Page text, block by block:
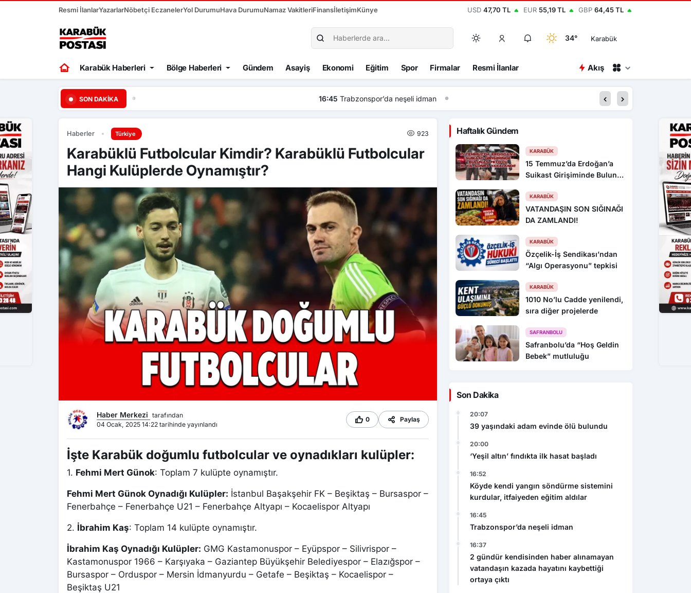
Resmi İlanlarYazarlarNöbetçi EczanelerYol DurumuHava DurumuNamaz VakitleriFinansİletişimKünye USD 47,70 TL EUR 55,19 TL GBP 64,45 TL
34° Karabük
Karabük Haberleri Bölge Haberleri Gündem Asayiş Ekonomi Eğitim Spor Firmalar Resmi İlanlar Akış
SON DAKIKA 16:37 2 gündür
Haberler Türkiye 923
Karabüklü Futbolcular Kimdir? Karabüklü Futbolcular
Hangi Kulüplerde Oynamıştır?
Haber Merkezi tarafından
04 Ocak, 2025 14:22 tarihinde yayınlandı
0 Paylaş
İşte Karabük doğumlu futbolcular ve oynadıkları kulüpler:
1. Fehmi Mert Günok: Toplam 7 kulüpte oynamıştır.
Fehmi Mert Günok Oynadığı Kulüpler: İstanbul Başakşehir FK – Beşiktaş – Bursaspor –
Fenerbahçe – Fenerbahçe U21 – Fenerbahçe Altyapı – Kocaelispor Altyapı
2. İbrahim Kaş: Toplam 14 kulüpte oynamıştır.
İbrahim Kaş Oynadığı Kulüpler: GMG Kastamonuspor – Eyüpspor – Silivrispor –
Kastamonuspor 1966 – Karşıyaka – Gaziantep Büyükşehir Belediyespor – Elazığspor –
Bursaspor – Orduspor – Mersin İdmanyurdu – Getafe – Beşiktaş – Kocaelispor –
Beşiktaş U21
Haftalık Gündem
KARABÜK
15 Temmuz’da Erdoğan’a
Suikast Girişiminde Bulunan
Yakalandı!
KARABÜK
VATANDAŞIN SON SIĞINAĞI
DA ZAMLANDI!
KARABÜK
Özçelik-İş Sendikası’ndan
“Algı Operasyonu” tepkisi
KARABÜK
1010 No’lu Cadde yenilendi,
sıra diğer projelerde
SAFRANBOLU
Safranbolu’da “Hoş Geldin
Bebek” mutluluğu
Son Dakika
20:07
39 yaşındaki adam evinde ölü bulundu
20:00
‘Yeşil altın’ fındıkta ilk hasat başladı
16:52
Köyde kendi yangın söndürme sistemini
kurdular, itfaiyeden eğitim aldılar
16:45
Trabzonspor’da neşeli idman
16:37
2 gündür kendisinden haber alınamayan
vatandaşın kazada hayatını kaybettiği
ortaya çıktı